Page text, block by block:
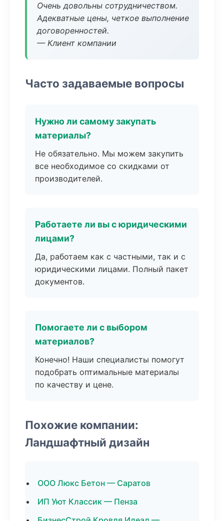
Очень довольны сотрудничеством.
Адекватные цены, четкое выполнение
договоренностей.
— Клиент компании
Часто задаваемые вопросы
Нужно ли самому закупать
материалы?
Не обязательно. Мы можем закупить
все необходимое со скидками от
производителей.
Работаете ли вы с юридическими
лицами?
Да, работаем как с частными, так и с
юридическими лицами. Полный пакет
документов.
Помогаете ли с выбором
материалов?
Конечно! Наши специалисты помогут
подобрать оптимальные материалы
по качеству и цене.
Похожие компании:
Ландшафтный дизайн
ООО Люкс Бетон — Саратов
ИП Уют Классик — Пенза